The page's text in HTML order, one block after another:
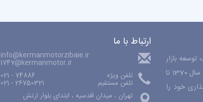
توسعه بازار
فروش محصولات کرمان موتور در تهران فعالیت می کند. مفتخریم که این مجموعه که تجربه خود را از سال 1370 تا
خود را
ارتباط با ما
info@kermanmotorzibaie.ir
1747@kermanmotor.ir
تلفن ویژه
74886 - 021
تلفن مستقیم
26750321 - 021
تهران ، میدان اقدسیه ، ابتدای بلوار ارتش